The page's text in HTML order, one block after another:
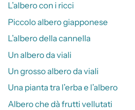
L’albero con i ricci
Piccolo albero giapponese
L’albero della cannella
Un albero da viali
Un grosso albero da viali
Una pianta tra l’erba e l’albero
Albero che dà frutti vellutati